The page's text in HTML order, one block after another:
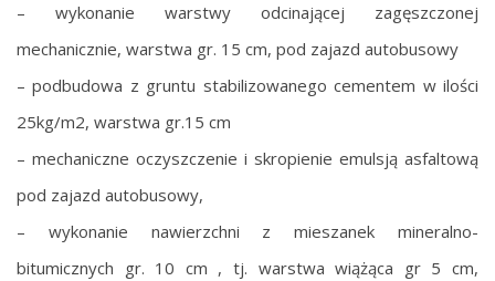
– wykonanie warstwy odcinającej zagęszczonej
mechanicznie, warstwa gr. 15 cm, pod zajazd autobusowy
– podbudowa z gruntu stabilizowanego cementem w ilości
25kg/m2, warstwa gr.15 cm
– mechaniczne oczyszczenie i skropienie emulsją asfaltową
pod zajazd autobusowy,
– wykonanie nawierzchni z mieszanek mineralno-
bitumicznych gr. 10 cm , tj. warstwa wiążąca gr 5 cm,